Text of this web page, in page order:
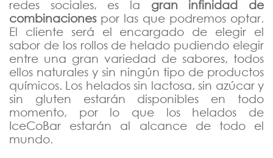
redes sociales, es la gran infinidad de
combinacionespor las que podremos optar.
El cliente será el encargado de elegir el
sabor de los rollos de helado pudiendo elegir
entre una gran variedad de sabores, todos
ellos naturales y sin ningún tipo de productos
químicos. Los helados sin lactosa, sin azúcar y
sin gluten estarán disponibles en todo
momento, por lo que los helados de
IceCoBar estarán al alcance de todo el
mundo.